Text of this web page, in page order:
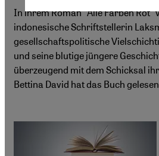
In ihrem Roman "Alle Farben Rot"
indonesische Schriftstellerin
gesellschaftspolitische
und seine blutige jüngere
überzeugend mit dem Schicksal
Bettina David hat das Buch